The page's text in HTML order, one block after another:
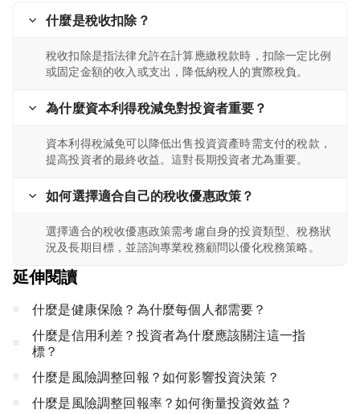
什麼是稅收扣除？
稅收扣除是指法律允許在計算應繳稅款時，扣除一定比例
或固定金額的收入或支出，降低納稅人的實際稅負。
為什麼資本利得稅減免對投資者重要？
資本利得稅減免可以降低出售投資資產時需支付的稅款，
提高投資者的最終收益。這對長期投資者尤為重要。
如何選擇適合自己的稅收優惠政策？
選擇適合的稅收優惠政策需考慮自身的投資類型、稅務狀
況及長期目標，並諮詢專業稅務顧問以優化稅務策略。
延伸閱讀
什麼是健康保險？為什麼每個人都需要？
什麼是信用利差？投資者為什麼應該關注這一指
標？
什麼是風險調整回報？如何影響投資決策？
什麼是風險調整回報率？如何衡量投資效益？